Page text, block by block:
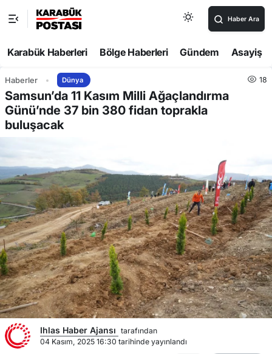
Haber Ara
Karabük Haberleri Bölge Haberleri Gündem Asayiş
Haberler Dünya 18
Samsun’da 11 Kasım Milli Ağaçlandırma
Günü’nde 37 bin 380 fidan toprakla
buluşacak
Ihlas Haber Ajansı tarafından
04 Kasım, 2025 16:30 tarihinde yayınlandı